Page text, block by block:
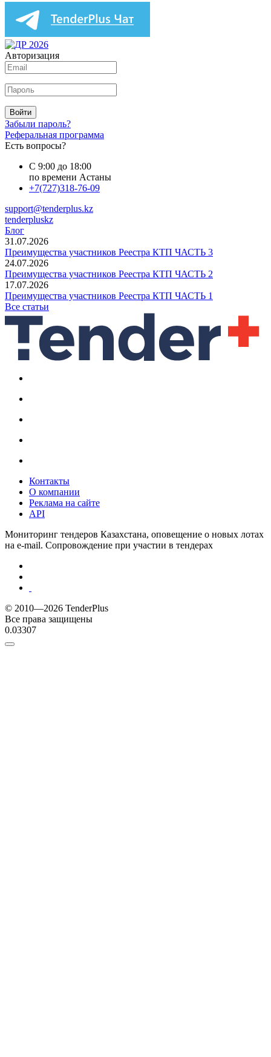
Авторизация
Войти
Забыли пароль?
Реферальная программа
Есть вопросы?
С 9:00 до 18:00
по времени Астаны
+7(727)318-76-09
support@tenderplus.kz
tenderpluskz
Блог
31.07.2026
Преимущества участников Реестра КТП ЧАСТЬ 3
24.07.2026
Преимущества участников Реестра КТП ЧАСТЬ 2
17.07.2026
Преимущества участников Реестра КТП ЧАСТЬ 1
Все статьи
Контакты
О компании
Реклама на сайте
API
Мониторинг тендеров Казахстана, оповещение о новых лотах
на e-mail. Сопровождение при участии в тендерах
© 2010—2026 TenderPlus
Все права защищены
0.03307